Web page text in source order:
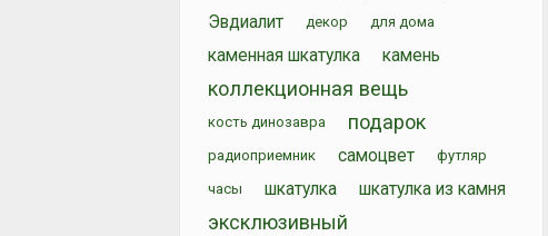
Эвдиалит декор для дома
каменная шкатулка камень
коллекционная вещь
кость динозавра подарок
радиоприемник самоцвет
футляр
часы
шкатулка шкатулка из камня
эксклюзивный